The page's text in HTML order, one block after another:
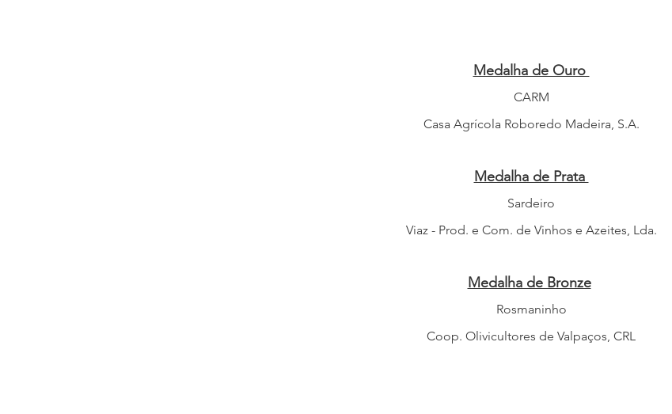
Medalha de Ouro
CARM
Casa Agrícola Roboredo Madeira, S.A.
Medalha de Prata
Sardeiro
Viaz - Prod. e Com. de Vinhos e Azeites, Lda.
Medalha de Bronze
Rosmaninho
Coop. Olivicultores de Valpaços, CRL